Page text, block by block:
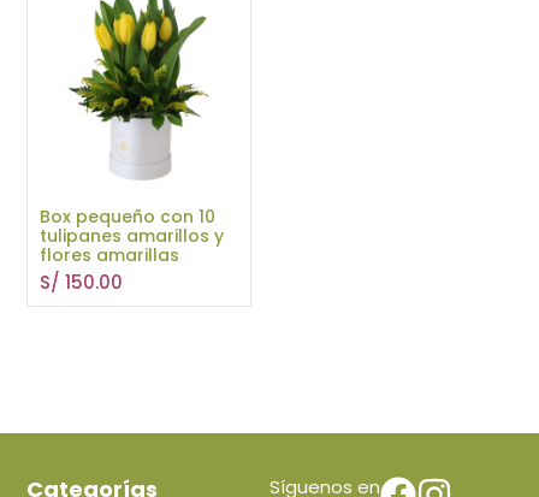
Box pequeño con 10
tulipanes amarillos y
flores amarillas
S/ 150.00
Categorías Síguenos en